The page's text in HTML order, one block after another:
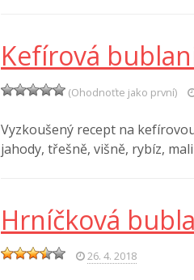
Kefírová
(Ohodnoťte jako první)
Vyzkoušený recept na
jahody, třešně, višně, rybíz,
Hrníčková
26. 4. 2018